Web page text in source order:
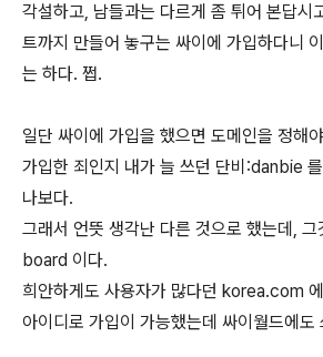
각설하고, 남들과는 다르게 좀 튀어 본답시
트까지 만들어 놓구는 싸이에 가입하다니
는 하다. 쩝.
일단 싸이에 가입을 했으면 도메인을 정해
가입한 죄인지 내가 늘 쓰던 단비:danbie
나보다.
그래서 언뜻 생각난 다른 것으로 했는데,
board 이다.
희안하게도 사용자가 많다던 korea.com
아이디로 가입이 가능했는데 싸이월드에도